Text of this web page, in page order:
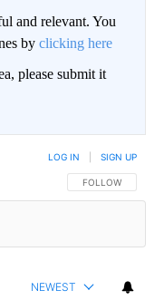
and relevant. You
by clicking here
please submit it
FOLLOW THIS
FOLLOW
LOG IN SIGN UP
NEWEST